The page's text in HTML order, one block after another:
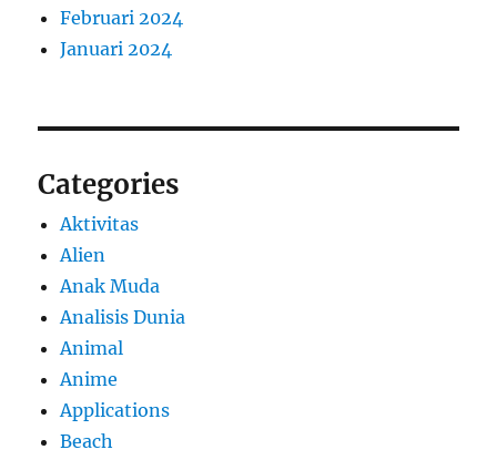
Februari 2024
Januari 2024
Categories
Aktivitas
Alien
Anak Muda
Analisis Dunia
Animal
Anime
Applications
Beach